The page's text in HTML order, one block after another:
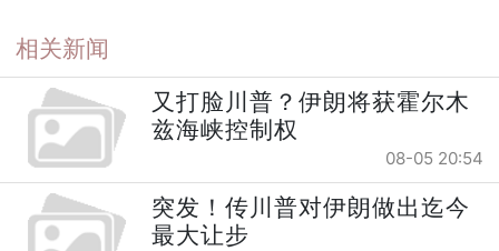
相关新闻
又打脸川普？伊朗将获霍尔木
兹海峡控制权
08-05 20:54
突发！传川普对伊朗做出迄今
最大让步